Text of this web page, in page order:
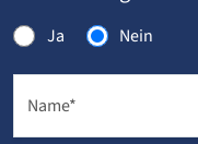
Ja Nein
Name*